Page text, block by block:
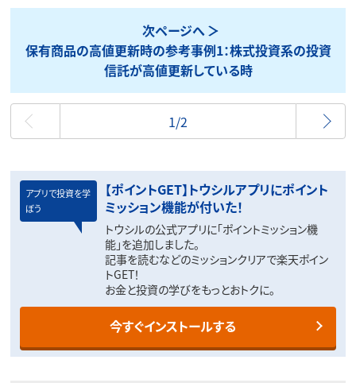
次ページへ
保有商品の高値更新時の参考事例1：株式投資系の投資
信託が高値更新している時
最初
1/2
アプリで投資を学
ぼう
【ポイントGET】トウシルアプリにポイント
ミッション機能が付いた！
トウシルの公式アプリに「ポイントミッション機
能」を追加しました。
記事を読むなどのミッションクリアで楽天ポイン
トGET！
お金と投資の学びをもっとおトクに。
今すぐインストールする